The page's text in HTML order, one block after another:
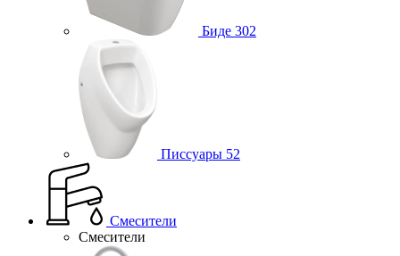
Биде 302
Писсуары 52
Смесители
Смесители